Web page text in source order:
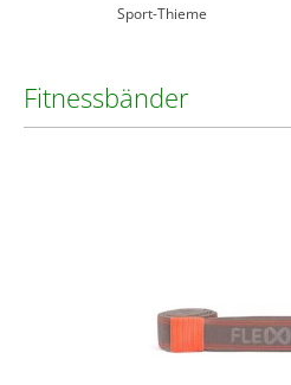
Sport-Thieme
Fitnessbänder